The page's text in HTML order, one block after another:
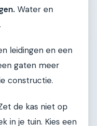
Water en
leidingen en een
gaten meer
constructie.
de kas niet op
in je tuin. Kies een